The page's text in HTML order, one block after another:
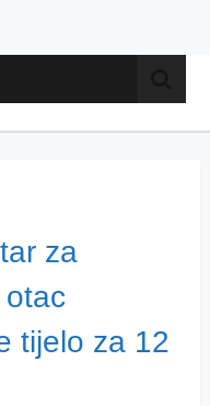
za
tijelo za 12